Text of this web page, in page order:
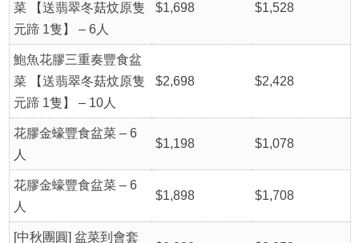
菜 【送翡翠冬菇炆原隻
元蹄 1隻】 – 6人
$1,698 $1,528
鮑魚花膠三重奏豐食盆
菜 【送翡翠冬菇炆原隻
元蹄 1隻】 – 10人
$2,698 $2,428
花膠金蠔豐食盆菜 – 6
人
$1,198 $1,078
花膠金蠔豐食盆菜 – 6
人
$1,898 $1,708
[中秋團圓] 盆菜到會套